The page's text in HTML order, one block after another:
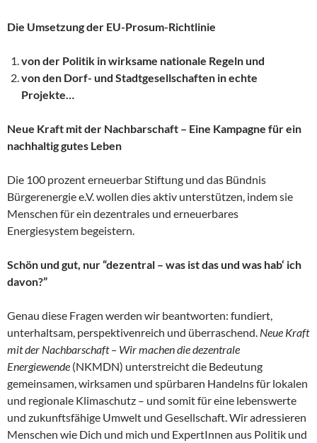
Die Umsetzung der EU-Prosum-Richtlinie
von der Politik in wirksame nationale Regelnund
von den Dorf- und Stadtgesellschaften in echte
Projekte…
Neue Kraft mit der Nachbarschaft – Eine Kampagne für ein
nachhaltig gutes Leben
Die 100 prozent erneuerbar Stiftung und das Bündnis
Bürgerenergie e.V. wollen dies aktiv unterstützen, indem sie
Menschen für ein dezentrales und erneuerbares
Energiesystem begeistern.
Schön und gut, nur “dezentral – was ist das und was hab‘ ich
davon?”
Genau diese Fragen werden wir beantworten: fundiert,
unterhaltsam, perspektivenreich und überraschend. Neue Kraft
mit der Nachbarschaft – Wir machen die dezentrale
Energiewende (NKMDN) unterstreicht die Bedeutung
gemeinsamen, wirksamen und spürbaren Handelns für lokalen
und regionale Klimaschutz – und somit für eine lebenswerte
und zukunftsfähige Umwelt und Gesellschaft. Wir adressieren
Menschen wie Dich und mich und ExpertInnen aus Politik und